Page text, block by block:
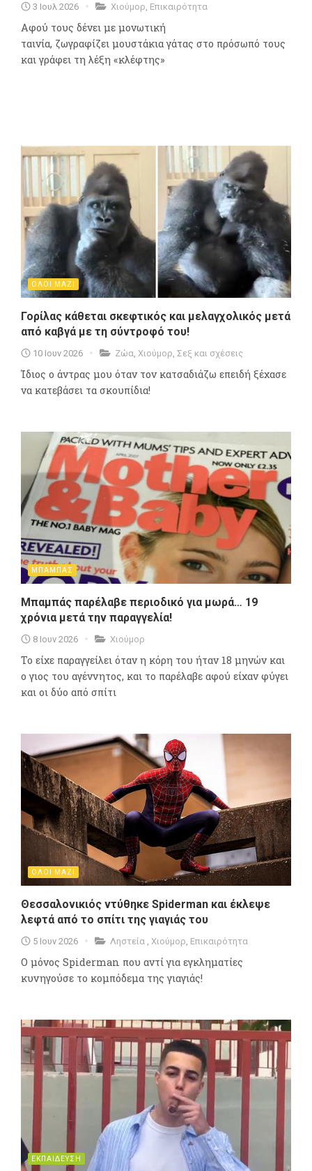
3 Ιουλ 2026 Χιούμορ Επικαιρότητα
Αφού τους δένει με μονωτική
ταινία, ζωγραφίζει μουστάκια γάτας στο πρόσωπό τους
και γράφει τη λέξη «κλέφτης»
ΟΛΟΙ ΜΑΖΙ
Γορίλας κάθεται σκεφτικός και μελαγχολικός μετά
από καβγά με τη σύντροφό του!
10 Ιουν 2026 Ζώα Χιούμορ Σεξ και σχέσεις
Ίδιος ο άντρας μου όταν τον κατσαδιάζω επειδή ξέχασε
να κατεβάσει τα σκουπίδια!
ΜΠΑΜΠΑΣ
Μπαμπάς παρέλαβε περιοδικό για μωρά… 19
χρόνια μετά την παραγγελία!
8 Ιουν 2026 Χιούμορ
Το είχε παραγγείλει όταν η κόρη του ήταν 18 μηνών και
ο γιος του αγέννητος, και το παρέλαβε αφού είχαν φύγει
και οι δύο από σπίτι
ΟΛΟΙ ΜΑΖΙ
Θεσσαλονικιός ντύθηκε Spiderman και έκλεψε
λεφτά από το σπίτι της γιαγιάς του
5 Ιουν 2026 Ληστεία , Χιούμορ, Επικαιρότητα
Ο μόνος Spiderman που αντί για εγκληματίες
κυνηγούσε το κομπόδεμα της γιαγιάς!
ΕΚΠΑΙΔΕΥΣΗ